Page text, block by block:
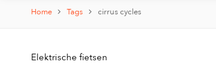
Home Tags cirrus cycles
Elektrische fietsen